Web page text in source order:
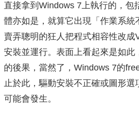
直接拿到Windows 7上執行的，包
體亦如是，就算它出現「作業系統
賣弄聰明的狂人把程式相容性改成
安裝並運行。表面上看起來是如此
的後果，當然了，Windows 7的
止於此，驅動安裝不正確或圖形選
可能會發生。